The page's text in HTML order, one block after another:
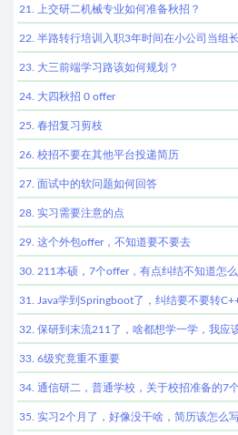
21. 上交研二机械专业如何准备秋招？
22. 半路转行培训入职3年时间在小公司当组
23. 大三前端学习路该如何规划？
24. 大四秋招 0 offer
25. 春招复习剪枝
26. 校招不要在其他平台投递简历
27. 面试中的软问题如何回答
28. 实习需要注意的点
29. 这个外包offer，不知道要不要去
30. 211本硕，7个offer，有点纠结不知道怎
31. Java学到Springboot了，纠结要不要转
32. 保研到末流211了，啥都想学一学，我应
33. 6级究竟重不重要
34. 通信研二，普通学校，关于校招准备的7
35. 实习2个月了，好像没干啥，简历该怎么